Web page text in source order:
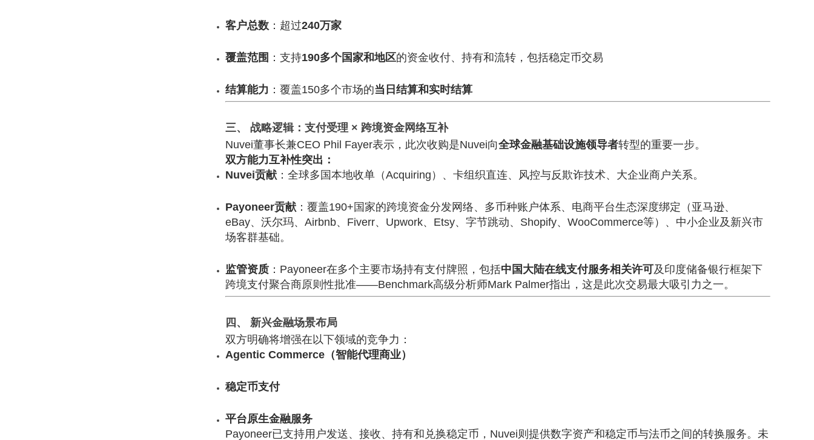
客户总数 ：超过240万家
覆盖范围 ：支持190多个国家和地区的资金收付、持有和流转，包括稳定币交易
结算能力 ：覆盖150多个市场的当日结算和实时结算
三、 战略逻辑：支付受理 × 跨境资金网络互补
Nuvei董事长兼CEO Phil Fayer表示，此次收购是Nuvei向全球金融基础设施领导者转型的重要一步。
双方能力互补性突出：
Nuvei贡献 ：全球多国本地收单（Acquiring）、卡组织直连、风控与反欺诈技术、大企业商户关系。
Payoneer贡献 ：覆盖190+国家的跨境资金分发网络、多币种账户体系、电商平台生态深度绑定（亚马逊、
eBay、沃尔玛、Airbnb、Fiverr、Upwork、Etsy、字节跳动、Shopify、WooCommerce等）、中小企业及新兴市
场客群基础。
监管资质 ：Payoneer在多个主要市场持有支付牌照，包括中国大陆在线支付服务相关许可及印度储备银行框架下
跨境支付聚合商原则性批准——Benchmark高级分析师Mark Palmer指出，这是此次交易最大吸引力之一。
四、 新兴金融场景布局
双方明确将增强在以下领域的竞争力：
Agentic Commerce（智能代理商业）
稳定币支付
平台原生金融服务
Payoneer已支持用户发送、接收、持有和兑换稳定币，Nuvei则提供数字资产和稳定币与法币之间的转换服务。未